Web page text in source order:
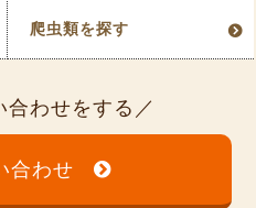
爬虫類を探す
合わせをする
合わせ